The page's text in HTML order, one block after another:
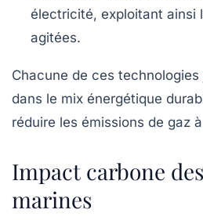
électricité, exploitant ainsi
agitées.
Chacune de ces
dans le mix énergétique
réduire les émissions de gaz
Impact carbone
marines